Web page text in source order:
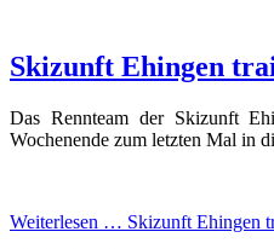
Skizunft Ehingen
Das Rennteam der Skizunft
Wochenende zum letzten Mal in
Weiterlesen … Skizunft Ehingen